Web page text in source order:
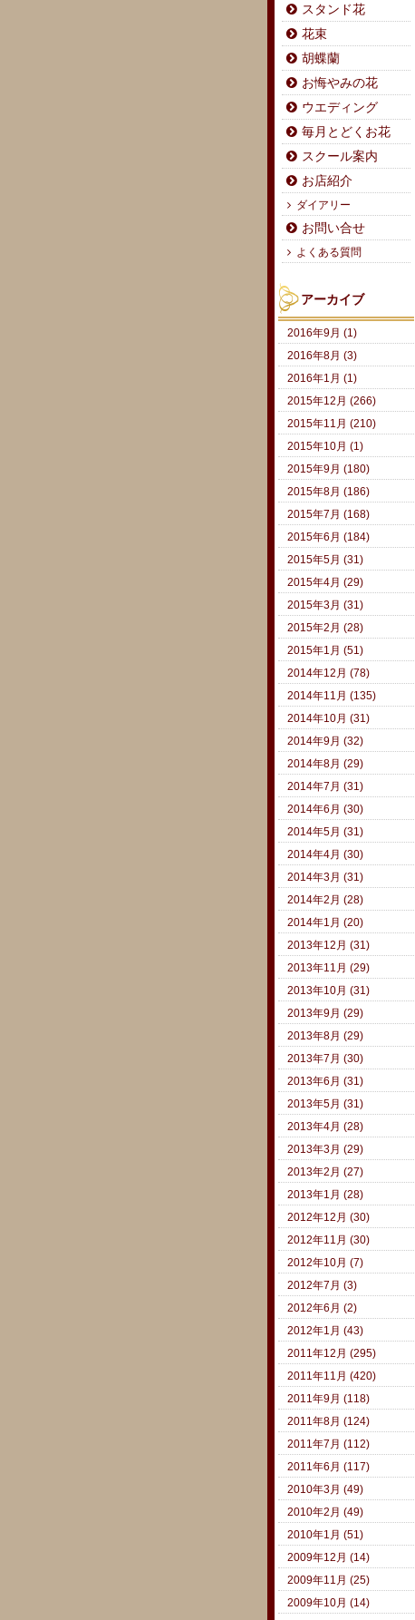
スタンド花
花束
胡蝶蘭
お悔やみの花
ウエディング
毎月とどくお花
スクール案内
お店紹介
ダイアリー
お問い合せ
よくある質問
アーカイブ
2016年9月 (1)
2016年8月 (3)
2016年1月 (1)
2015年12月 (266)
2015年11月 (210)
2015年10月 (1)
2015年9月 (180)
2015年8月 (186)
2015年7月 (168)
2015年6月 (184)
2015年5月 (31)
2015年4月 (29)
2015年3月 (31)
2015年2月 (28)
2015年1月 (51)
2014年12月 (78)
2014年11月 (135)
2014年10月 (31)
2014年9月 (32)
2014年8月 (29)
2014年7月 (31)
2014年6月 (30)
2014年5月 (31)
2014年4月 (30)
2014年3月 (31)
2014年2月 (28)
2014年1月 (20)
2013年12月 (31)
2013年11月 (29)
2013年10月 (31)
2013年9月 (29)
2013年8月 (29)
2013年7月 (30)
2013年6月 (31)
2013年5月 (31)
2013年4月 (28)
2013年3月 (29)
2013年2月 (27)
2013年1月 (28)
2012年12月 (30)
2012年11月 (30)
2012年10月 (7)
2012年7月 (3)
2012年6月 (2)
2012年1月 (43)
2011年12月 (295)
2011年11月 (420)
2011年9月 (118)
2011年8月 (124)
2011年7月 (112)
2011年6月 (117)
2010年3月 (49)
2010年2月 (49)
2010年1月 (51)
2009年12月 (14)
2009年11月 (25)
2009年10月 (14)